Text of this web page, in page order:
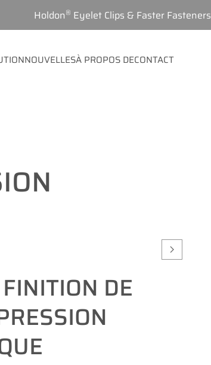
Holdon® Eyelet Clips & Faster Fasteners
NOUVELLESÀ PROPOS DECONTACT
DE